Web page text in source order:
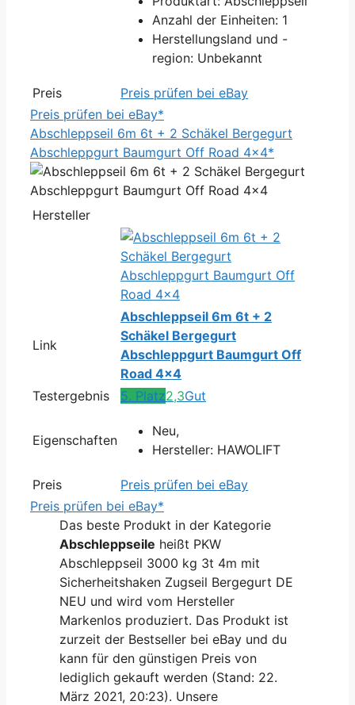
Anzahl der Einheiten: 1
Herstellungsland und -
region: Unbekannt
Preis
Preis prüfen bei eBay
Preis prüfen bei eBay*
Abschleppseil 6m 6t + 2 Schäkel Bergegurt
Abschleppgurt Baumgurt Off Road 4x4*
Hersteller
Link
Abschleppseil 6m 6t + 2
Schäkel Bergegurt
Abschleppgurt Baumgurt Off
Road 4x4
Testergebnis
5. Platz2,3Gut
Eigenschaften
Neu,
Hersteller: HAWOLIFT
Preis
Preis prüfen bei eBay
Preis prüfen bei eBay*
Das beste Produkt in der Kategorie
Abschleppseile heißt PKW
Abschleppseil 3000 kg 3t 4m mit
Sicherheitshaken Zugseil Bergegurt DE
NEU und wird vom Hersteller
Markenlos produziert. Das Produkt ist
zurzeit der Bestseller bei eBay und du
kann für den günstigen Preis von
lediglich gekauft werden (Stand: 22.
März 2021, 20:23). Unsere